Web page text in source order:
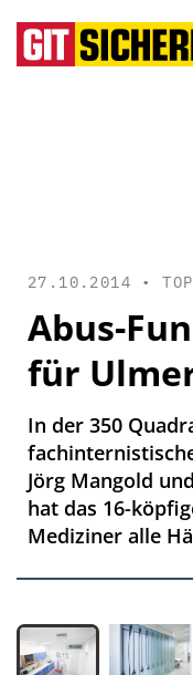
27.10.2014 •
Abus-
für
In der 350
Jörg Mangold
hat das 16-
Mediziner alle